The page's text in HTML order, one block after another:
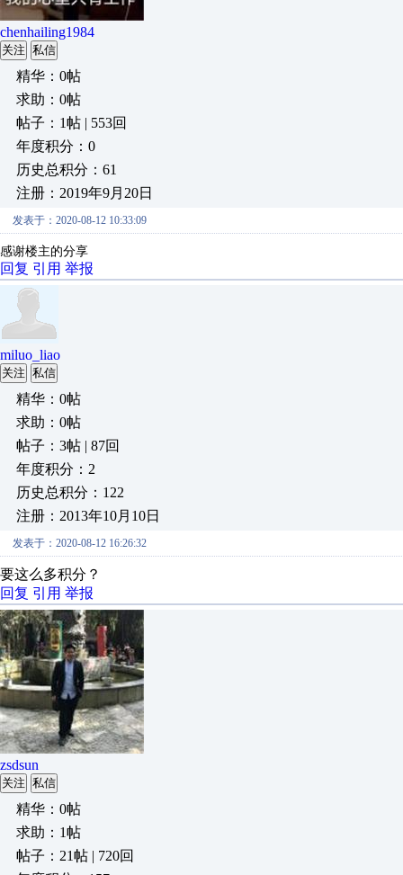
chenhailing1984
关注 私信
精华：0帖
求助：0帖
帖子：1帖 | 553回
年度积分：0
历史总积分：61
注册：2019年9月20日
发表于：2020-08-12 10:33:09
感谢楼主的分享
回复 引用 举报
miluo_liao
关注 私信
精华：0帖
求助：0帖
帖子：3帖 | 87回
年度积分：2
历史总积分：122
注册：2013年10月10日
发表于：2020-08-12 16:26:32
要这么多积分？
回复 引用 举报
zsdsun
关注 私信
精华：0帖
求助：1帖
帖子：21帖 | 720回